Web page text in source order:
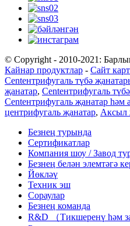
© Copyright - 2010-2021:
Кайнар продуктлар - Сайт
Centентрифугаль түбә
җанатар, Centентрифугаль
Centентрифугаль җанатар һәм
центрифугаль җанатар, Аксыл
Безнең турында
Сертификатлар
Компания шоу / Завод
Безнең белән элемтәгә
Йөкләү
Техник эш
Сораулар
Безнең команда
R&D （Тикшеренү һәм